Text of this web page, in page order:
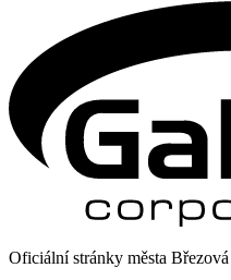
Oficiální stránky města